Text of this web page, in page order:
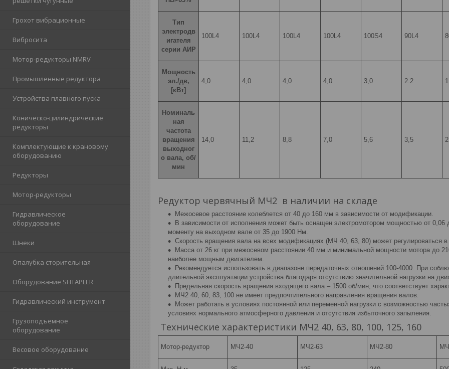
Грохот вибрационные
Вибросита
Мотор-редукторы NMRV
Промышленные редуктора
Устройства плавного пуска
Коническо-цилиндрические
редукторы
Комплектующие к крановому
оборудованию
Редукторы
Мотор-редукторы
Гидравлическое
оборудование
Шнеки
Опалубка сторительная
Оборудование SHTAPLER
Гидравлический инструмент
Грузоподъемное
оборудование
Весовое оборудование
Тип
электродв
игателя
серии АИР
100L4 100L4 100L4 100L4 100S4 90L4
Мощность
эл./дв,
[кВт]
4,0 4,0 4,0 4,0 3,0 2.2
Номиналь
ная
частота
вращения
выходног
о вала, об/
мин
14,0 11,2 8,8 7,0 5,6 3,5
Редуктор червячный МЧ2 в наличии на складе
Межосевое расстояние колеблется от 40 до 160 мм в зависимости от модификации.
В зависимости от исполнения может быть оснащен электромотором мощностью от 0,06
моменту на выходном вале от 35 до 1900 Нм.
Скорость вращения вала на всех модификациях (МЧ 40, 63, 80) может регулироваться в
Масса от 26 кг при межосевом расстоянии 40 мм и минимальной мощности мотора до
наиболее мощным двигателем.
Рекомендуется использовать в диапазоне передаточных отношений 100-4000. При
длительной эксплуатации устройства благодаря отсутствию значительной нагрузки на
Предельная скорость вращения входящего вала – 1500 об/мин, что соответствует
МЧ2 40, 60, 83, 100 не имеет предпочтительного направления вращения валов.
Может работать в условиях постоянной или переменной нагрузки с возможностью
условиях нормального атмосферного давления и отсутствия избыточного запыления.
Технические характеристики МЧ2 40, 63, 80, 100, 125, 160
Мотор-редуктор МЧ2-40 МЧ2-63 МЧ2-80